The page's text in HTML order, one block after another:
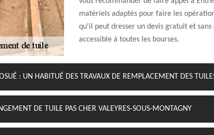
matériels adaptés pour faire les
qu'il peut dresser un devis gratuit et
accessible à toutes les bourses.
: UN HABITUÉ DES TRAVAUX DE REMPLACEMENT DES
DE TUILE PAS CHER VALEYRES-SOUS-MONTAGNY